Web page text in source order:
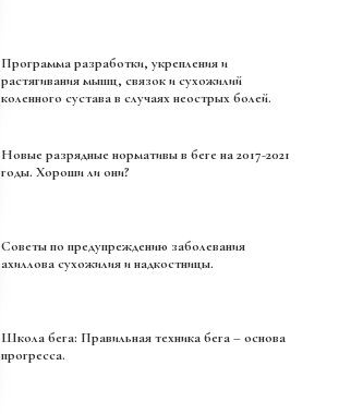
Программа разработки, укрепления и
растягивания мышц, связок и сухожилий
коленного сустава в случаях неострых болей.
Новые разрядные нормативы в беге на 2017-2021
годы. Хороши ли они?
Советы по предупреждению заболевания
ахиллова сухожилия и надкостницы.
Школа бега: Правильная техника бега – основа
прогресса.